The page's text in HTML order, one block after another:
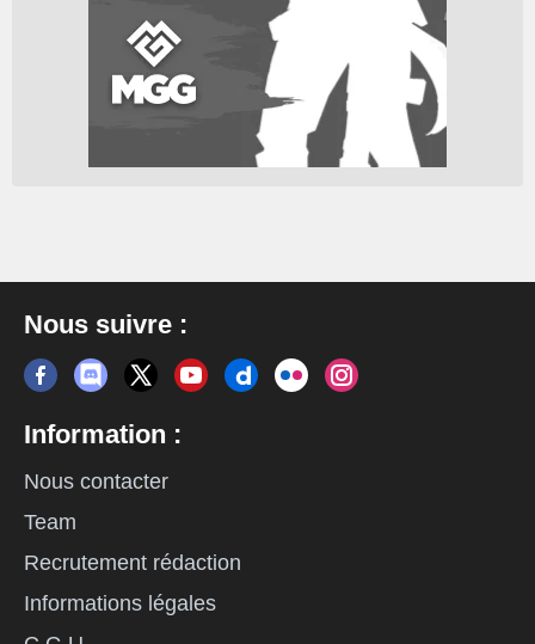
Nous suivre :
Information :
Nous contacter
Team
Recrutement rédaction
Informations légales